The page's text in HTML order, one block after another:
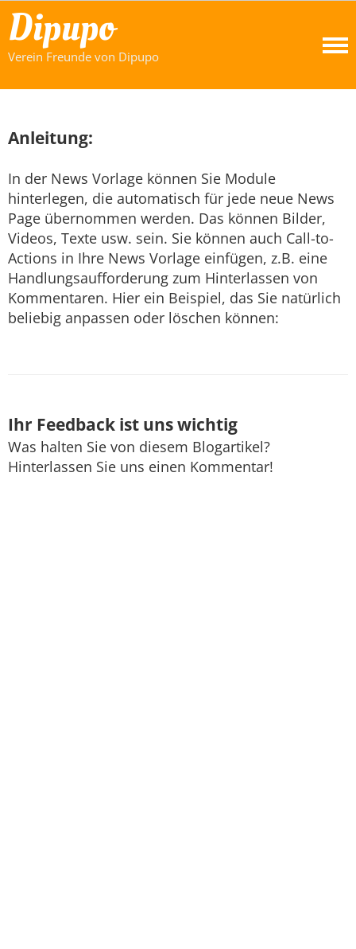
Dipupo
Verein Freunde von Dipupo
Anleitung:
In der News Vorlage können Sie Module
hinterlegen, die automatisch für jede neue News
Page übernommen werden. Das können Bilder,
Videos, Texte usw. sein. Sie können auch Call-to-
Actions in Ihre News Vorlage einfügen, z.B. eine
Handlungsaufforderung zum Hinterlassen von
Kommentaren. Hier ein Beispiel, das Sie natürlich
beliebig anpassen oder löschen können:
Ihr Feedback ist uns wichtig
Was halten Sie von diesem Blogartikel?
Hinterlassen Sie uns einen Kommentar!